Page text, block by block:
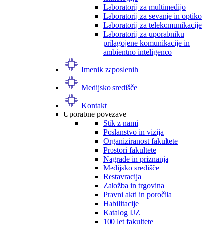
Laboratorij za multimedijo
Laboratorij za sevanje in optiko
Laboratorij za telekomunikacije
Laboratorij za uporabniku
prilagojene komunikacije in
ambientno inteligenco
Imenik zaposlenih
Medijsko središče
Kontakt
Uporabne povezave
Stik z nami
Poslanstvo in vizija
Organiziranost fakultete
Prostori fakultete
Nagrade in priznanja
Medijsko središče
Restavracija
Založba in trgovina
Pravni akti in poročila
Habilitacije
Katalog IJZ
100 let fakultete